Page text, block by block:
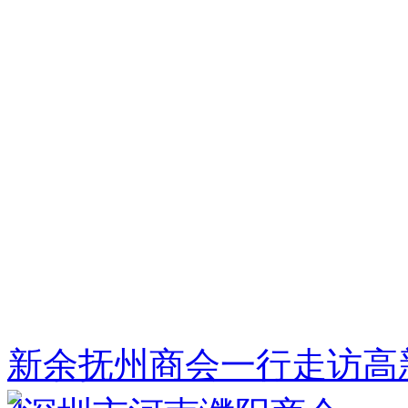
新余抚州商会一行走访